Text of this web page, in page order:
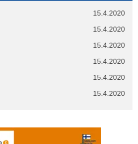
15.4.2020
15.4.2020
15.4.2020
15.4.2020
15.4.2020
15.4.2020